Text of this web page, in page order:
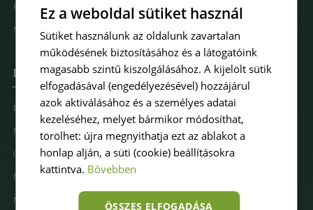
Fűfal Dekoráció
Műfűkarbantartás
Hova keresel pázsitot
Műfű kertbe
Műfű teraszra
Családbarát műfű
Műfű kutyásoknak
Műfűves sportpálya
Ez a weboldal sütiket használ
Sütiket használunk az oldalunk zavartalan
működésének biztosításához és a látogatóink
magasabb szintű kiszolgálásához. A kijelölt sütik
elfogadásával (engedélyezésével) hozzájárul
azok aktiválásához és a személyes adatai
kezeléséhez, melyet bármikor módosíthat,
törölhet: újra megnyithatja ezt az ablakot a
honlap alján, a süti (cookie) beállításokra
kattintva. Bővebben
ÖSSZES ELFOGADÁSA